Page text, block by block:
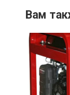
Вам